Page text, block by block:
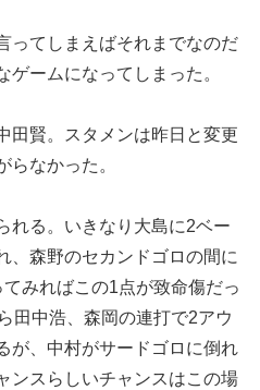
ってしまえばそれまでなのだ
ームになってしまった。
田賢。スタメンは昨日と変更
らなかった。
れる。いきなり大島に2ベー
、森野のセカンドゴロの間に
みればこの1点が致命傷だっ
田中浩、森岡の連打で2アウ
が、中村がサードゴロに倒れ
ンスらしいチャンスはこの場